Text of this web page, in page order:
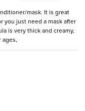
mask. It is great
you just need a mask after
is very thick and creamy,
ages,